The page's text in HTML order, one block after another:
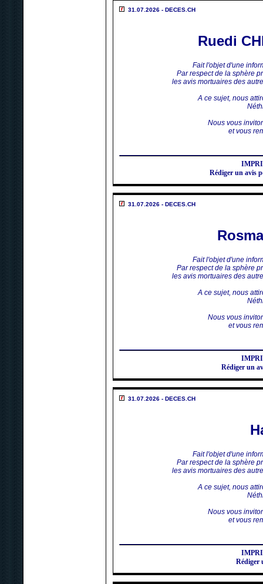
31.07.2026 - DECES.CH
Ruedi
Fait l'objet d'une
Par respect de la sphère
les avis mortuaires des
A ce sujet, nous
Nous vous
et vous
Rédiger un avis
31.07.2026 - DECES.CH
Fait l'objet d'une
Par respect de la sphère
les avis mortuaires des
A ce sujet, nous
Nous vous
et vous
Rédiger un
31.07.2026 - DECES.CH
Fait l'objet d'une
Par respect de la sphère
les avis mortuaires des
A ce sujet, nous
Nous vous
et vous
Rédiger